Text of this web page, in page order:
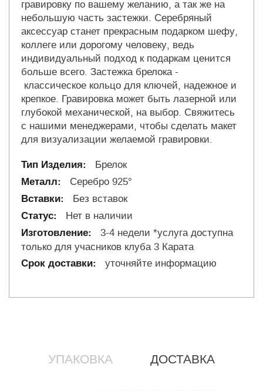
гравировку по вашему желанию, а так же на
небольшую часть застежки. Серебряный
аксессуар станет прекрасным подарком шефу,
коллеге или дорогому человеку, ведь
индивидуальный подход к подаркам ценится
больше всего. Застежка брелока -
классическое кольцо для ключей, надежное и
крепкое. Гравировка может быть лазерной или
глубокой механической, на выбор. Свяжитесь
с нашими менеджерами, чтобы сделать макет
для визуализации желаемой гравировки.
Брелок
Серебро 925°
Без вставок
Нет в наличии
3-4 недели *услуга доступна
только для учасников клуба 3 Карата
уточняйте информацию
УПАКОВКА ДОСТАВКА